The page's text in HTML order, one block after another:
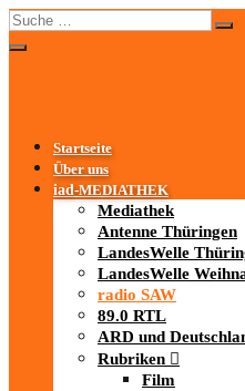
Startseite
Über uns
iad-MEDIATHEK
Mediathek
Antenne Thüringen
LandesWelle
LandesWelle
radio SAW
89.0 RTL
ARD und
Rubriken
Film